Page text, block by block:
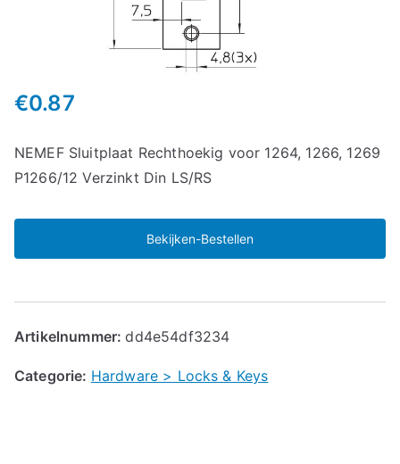
€0.87
NEMEF Sluitplaat Rechthoekig voor 1264, 1266, 1269
P1266/12 Verzinkt Din LS/RS
Bekijken-Bestellen
Artikelnummer:dd4e54df3234
Categorie: Hardware > Locks & Keys